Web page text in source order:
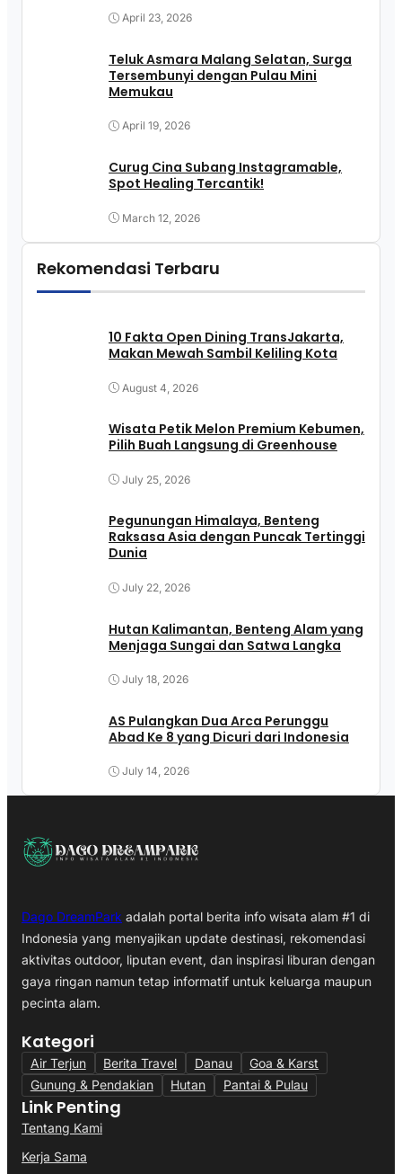
April 23, 2026
Teluk Asmara Malang Selatan, Surga
Tersembunyi dengan Pulau Mini
Memukau
April 19, 2026
Curug Cina Subang Instagramable,
Spot Healing Tercantik!
March 12, 2026
Rekomendasi Terbaru
10 Fakta Open Dining TransJakarta,
Makan Mewah Sambil Keliling Kota
August 4, 2026
Wisata Petik Melon Premium Kebumen,
Pilih Buah Langsung di Greenhouse
July 25, 2026
Pegunungan Himalaya, Benteng
Raksasa Asia dengan Puncak Tertinggi
Dunia
July 22, 2026
Hutan Kalimantan, Benteng Alam yang
Menjaga Sungai dan Satwa Langka
July 18, 2026
AS Pulangkan Dua Arca Perunggu
Abad Ke 8 yang Dicuri dari Indonesia
July 14, 2026
Dago DreamPark adalah portal berita info wisata alam #1 di
Indonesia yang menyajikan update destinasi, rekomendasi
aktivitas outdoor, liputan event, dan inspirasi liburan dengan
gaya ringan namun tetap informatif untuk keluarga maupun
pecinta alam.
Kategori
Air Terjun Berita Travel Danau
Goa & Karst
Gunung & Pendakian
Hutan Pantai & Pulau
Link Penting
Tentang Kami
Kerja Sama